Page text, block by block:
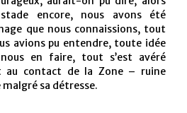
encore, nous avons été
que nous connaissions, tout
avions pu entendre, toute idée
en faire, tout s’est avéré
au contact de la Zone – ruine
sa détresse.